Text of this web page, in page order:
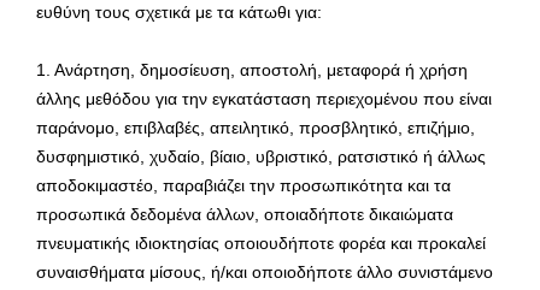
ευθύνη τους σχετικά με τα κάτωθι για:
1. Ανάρτηση, δημοσίευση, αποστολή, μεταφορά ή χρήση
άλλης μεθόδου για την εγκατάσταση περιεχομένου που είναι
παράνομο, επιβλαβές, απειλητικό, προσβλητικό, επιζήμιο,
δυσφημιστικό, χυδαίο, βίαιο, υβριστικό, ρατσιστικό ή άλλως
αποδοκιμαστέο, παραβιάζει την προσωπικότητα και τα
προσωπικά δεδομένα άλλων, οποιαδήποτε δικαιώματα
πνευματικής ιδιοκτησίας οποιουδήποτε φορέα και προκαλεί
συναισθήματα μίσους, ή/και οποιοδήποτε άλλο συνιστάμενο